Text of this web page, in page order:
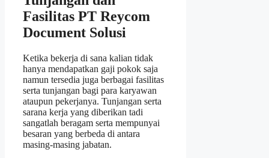
Fasilitas PT Reycom
Document Solusi
Ketika bekerja di sana kalian tidak
hanya mendapatkan gaji pokok saja
namun tersedia juga berbagai fasilitas
serta tunjangan bagi para karyawan
ataupun pekerjanya. Tunjangan serta
sarana kerja yang diberikan tadi
sangatlah beragam serta mempunyai
besaran yang berbeda di antara
masing-masing jabatan.